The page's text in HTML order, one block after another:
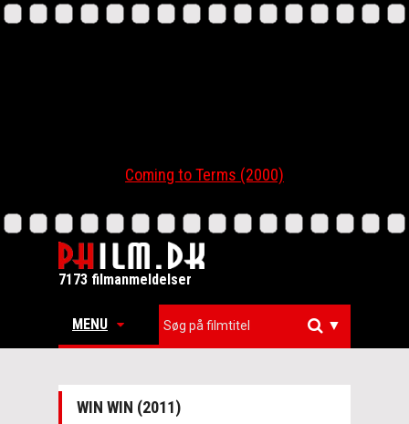
Coming to Terms (2000)
7173 filmanmeldelser
MENU ▼
WIN WIN (2011)